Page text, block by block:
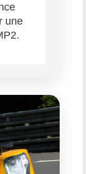
une